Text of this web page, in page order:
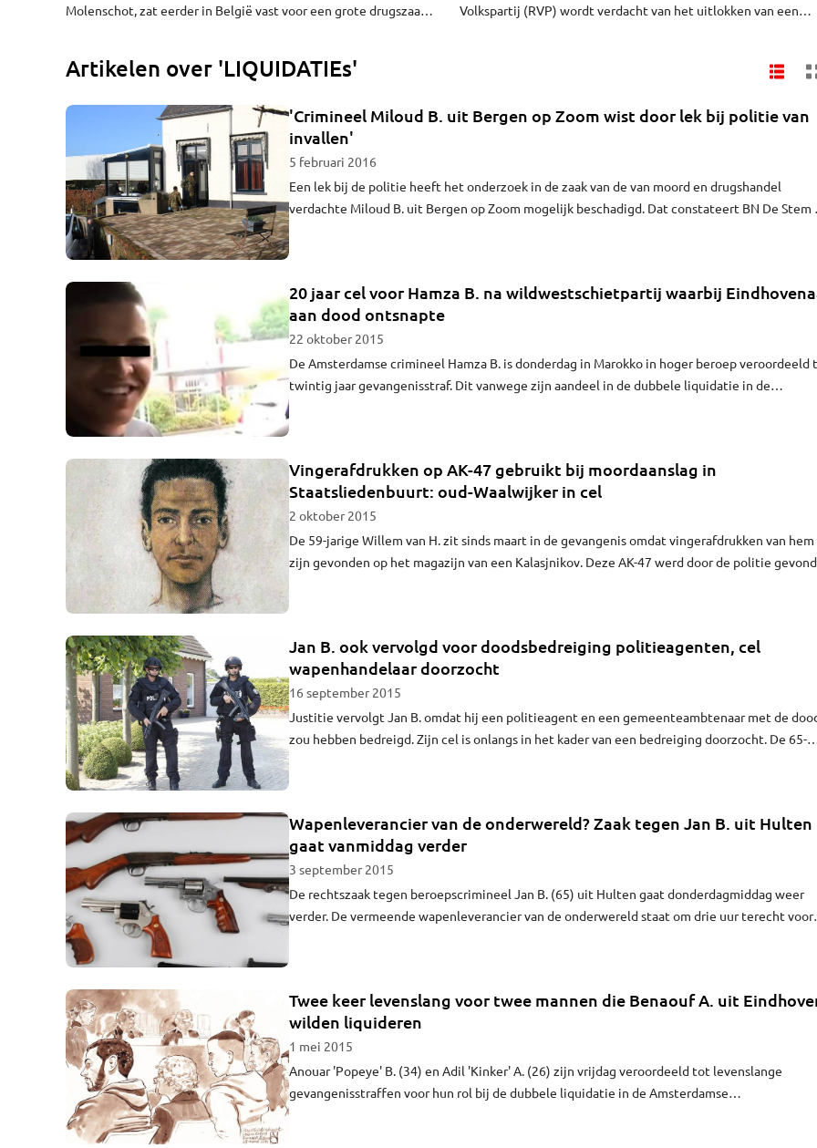
Molenschot, zat eerder in België vast voor een grote drugszaak.
Volkspartij (RVP) wordt verdacht van het uitlokken van een
Artikelen over 'LIQUIDATIEs'
'Crimineel Miloud B. uit Bergen op Zoom wist door lek bij politie van
invallen'
5 februari 2016
Een lek bij de politie heeft het onderzoek in de zaak van de van moord en drugshandel
verdachte Miloud B. uit Bergen op Zoom mogelijk beschadigd. Dat constateert BN De Stem
20 jaar cel voor Hamza B. na wildwestschietpartij waarbij
aan dood ontsnapte
22 oktober 2015
De Amsterdamse crimineel Hamza B. is donderdag in Marokko in hoger beroep veroordeeld
twintig jaar gevangenisstraf. Dit vanwege zijn aandeel in de dubbele liquidatie in de
Vingerafdrukken op AK-47 gebruikt bij moordaanslag in
Staatsliedenbuurt: oud-Waalwijker in cel
2 oktober 2015
De 59-jarige Willem van H. zit sinds maart in de gevangenis omdat vingerafdrukken van hem
zijn gevonden op het magazijn van een Kalasjnikov. Deze AK-47 werd door de politie
Jan B. ook vervolgd voor doodsbedreiging politieagenten, cel
wapenhandelaar doorzocht
16 september 2015
Justitie vervolgt Jan B. omdat hij een politieagent en een gemeenteambtenaar met de
zou hebben bedreigd. Zijn cel is onlangs in het kader van een bedreiging doorzocht. De 65-
Wapenleverancier van de onderwereld? Zaak tegen Jan B. uit Hulten
gaat vanmiddag verder
3 september 2015
De rechtszaak tegen beroepscrimineel Jan B. (65) uit Hulten gaat donderdagmiddag weer
verder. De vermeende wapenleverancier van de onderwereld staat om drie uur terecht voor
Twee keer levenslang voor twee mannen die Benaouf A. uit
wilden liquideren
1 mei 2015
Anouar 'Popeye' B. (34) en Adil 'Kinker' A. (26) zijn vrijdag veroordeeld tot levenslange
gevangenisstraffen voor hun rol bij de dubbele liquidatie in de Amsterdamse